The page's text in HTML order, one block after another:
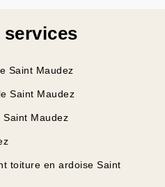
Saint Maudez
Saint Maudez
Saint Maudez
toiture en ardoise Saint